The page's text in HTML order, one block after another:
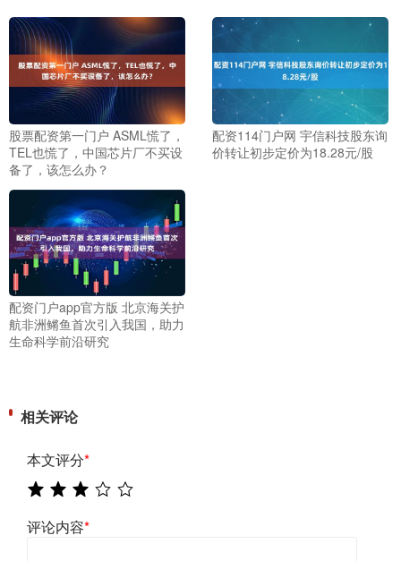
股票配资第一门户 ASML慌了，
TEL也慌了，中国芯片厂不买设
备了，该怎么办？
配资114门户网 宇信科技股东询
价转让初步定价为18.28元/股
配资门户app官方版 北京海关护
航非洲鳉鱼首次引入我国，助力
生命科学前沿研究
相关评论
本文评分*
评论内容*